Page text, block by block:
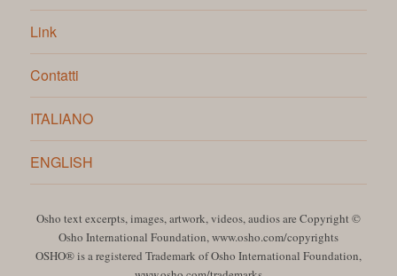
Link
Contatti
ITALIANO
ENGLISH
Osho text excerpts, images, artwork, videos, audios are Copyright ©
Osho International Foundation,www.osho.com/copyrights
OSHO® is a registered Trademark of Osho International Foundation,